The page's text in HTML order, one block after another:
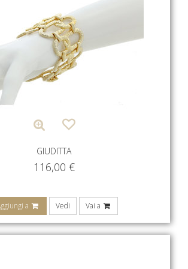
GIUDITTA
116,00 €
a Vedi Vai a